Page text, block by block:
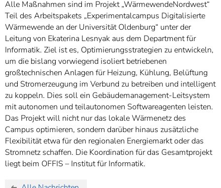
Alle Maßnahmen sind im Projekt „WärmewendeNordwest“
Teil des Arbeitspakets „Experimentalcampus Digitalisierte
Wärmewende an der Universität Oldenburg“ unter der
Leitung von Ekaterina Lesnyak aus dem Department für
Informatik. Ziel ist es, Optimierungsstrategien zu entwickeln,
um die bislang vorwiegend isoliert betriebenen
großtechnischen Anlagen für Heizung, Kühlung, Belüftung
und Stromerzeugung im Verbund zu betreiben und intelligent
zu koppeln. Dies soll ein Gebäudemanagement-Leitsystem
mit autonomen und teilautonomen Softwareagenten leisten.
Das Projekt will nicht nur das lokale Wärmenetz des
Campus optimieren, sondern darüber hinaus zusätzliche
Flexibilität etwa für den regionalen Energiemarkt oder das
Stromnetz schaffen. Die Koordination für das Gesamtprojekt
liegt beim OFFIS – Institut für Informatik.